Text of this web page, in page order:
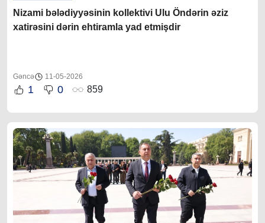
Nizami bələdiyyəsinin kollektivi Ulu Öndərin əziz
xatirəsini dərin ehtiramla yad etmişdir
Gəncə 11-05-2026
1 0 859